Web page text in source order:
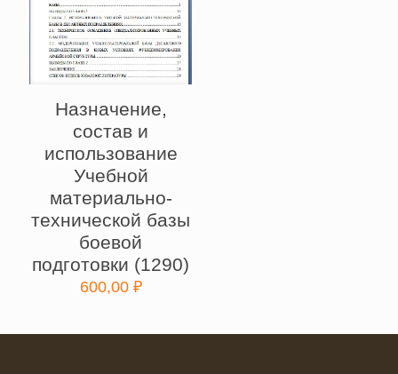
Назначение,
состав и
использование
Учебной
материально-
технической базы
боевой
подготовки (1290)
600,00 ₽